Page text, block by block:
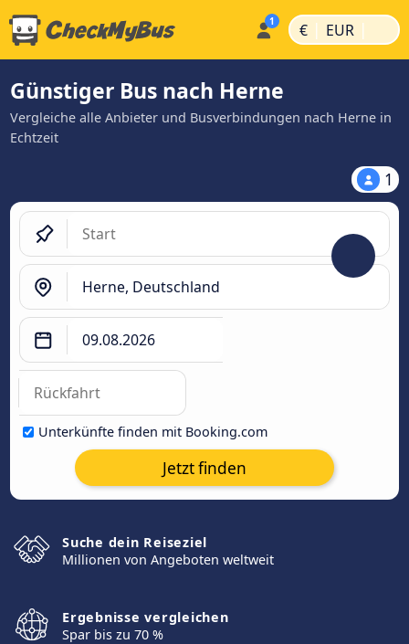
€ | EUR |
Günstiger Bus nach Herne
Vergleiche alle Anbieter und Busverbindungen nach Herne in
Echtzeit
1
Unterkünfte finden mit Booking.com
Jetzt finden
Suche dein Reiseziel
Millionen von Angeboten weltweit
Ergebnisse vergleichen
Spar bis zu 70 %